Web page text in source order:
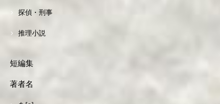
探偵・刑事
推理小説
短編集
著者名